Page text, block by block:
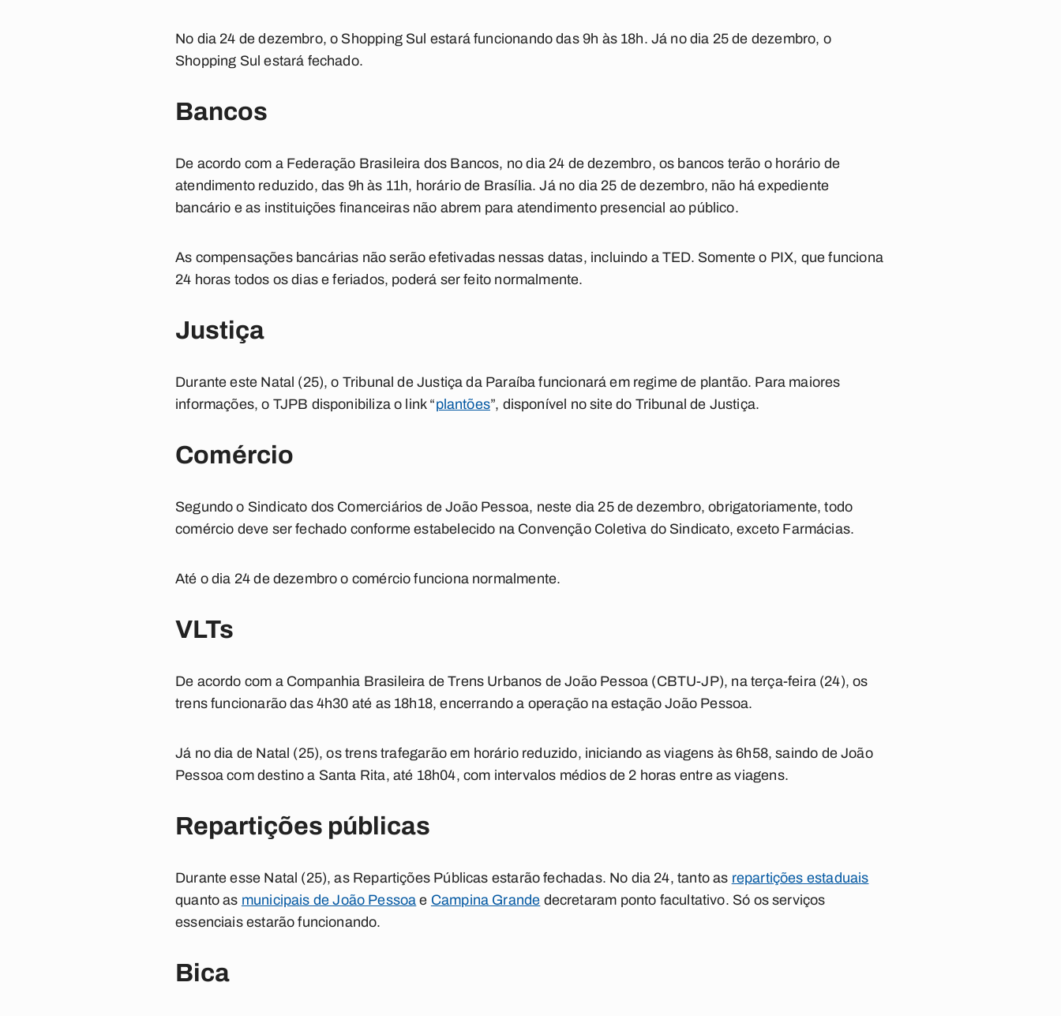
No dia 24 de dezembro, o Shopping Sul estará funcionando das 9h às 18h. Já no dia 25 de dezembro, o
Shopping Sul estará fechado.
Bancos
De acordo com a Federação Brasileira dos Bancos, no dia 24 de dezembro, os bancos terão o horário de
atendimento reduzido, das 9h às 11h, horário de Brasília. Já no dia 25 de dezembro, não há expediente
bancário e as instituições financeiras não abrem para atendimento presencial ao público.
As compensações bancárias não serão efetivadas nessas datas, incluindo a TED. Somente o PIX, que funciona
24 horas todos os dias e feriados, poderá ser feito normalmente.
Justiça
Durante este Natal (25), o Tribunal de Justiça da Paraíba funcionará em regime de plantão. Para maiores
informações, o TJPB disponibiliza o link “plantões”, disponível no site do Tribunal de Justiça.
Comércio
Segundo o Sindicato dos Comerciários de João Pessoa, neste dia 25 de dezembro, obrigatoriamente, todo
comércio deve ser fechado conforme estabelecido na Convenção Coletiva do Sindicato, exceto Farmácias.
Até o dia 24 de dezembro o comércio funciona normalmente.
VLTs
De acordo com a Companhia Brasileira de Trens Urbanos de João Pessoa (CBTU-JP), na terça-feira (24), os
trens funcionarão das 4h30 até as 18h18, encerrando a operação na estação João Pessoa.
Já no dia de Natal (25), os trens trafegarão em horário reduzido, iniciando as viagens às 6h58, saindo de João
Pessoa com destino a Santa Rita, até 18h04, com intervalos médios de 2 horas entre as viagens.
Repartições públicas
Durante esse Natal (25), as Repartições Públicas estarão fechadas. No dia 24, tanto as repartições estaduais
quanto as municipais de João Pessoa e Campina Grande decretaram ponto facultativo. Só os serviços
essenciais estarão funcionando.
Bica